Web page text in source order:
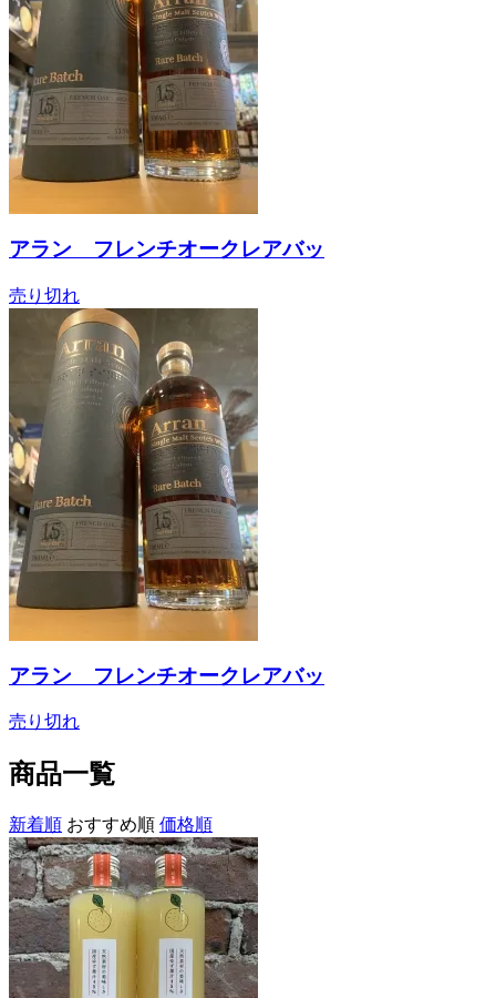
アラン フレンチオークレアバッ
売り切れ
アラン フレンチオークレアバッ
売り切れ
商品一覧
新着順 おすすめ順 価格順